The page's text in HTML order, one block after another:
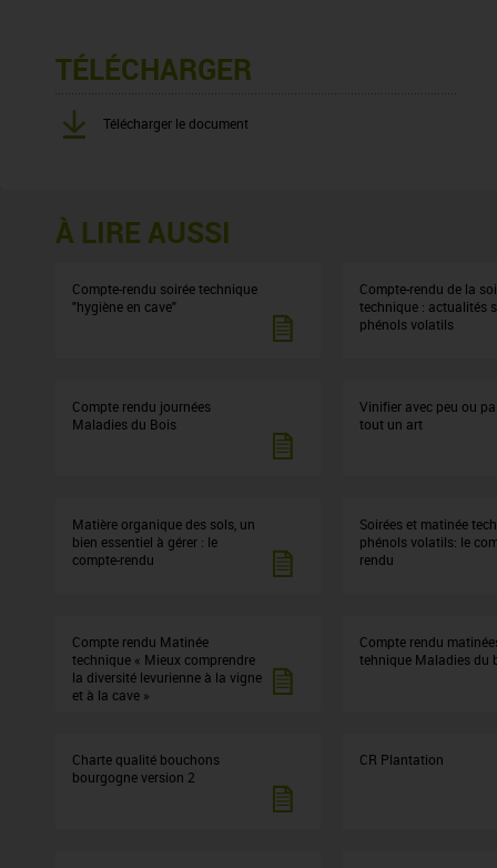
TÉLÉCHARGER
Télécharger le document
À LIRE AUSSI
Compte-rendu soirée technique
"hygiène en cave"
Compte-rendu de la
technique : actualités
phénols volatils
Compte rendu journées
Maladies du Bois
Vinifier avec peu ou
tout un art
Matière organique des sols, un
bien essentiel à gérer : le
compte-rendu
Soirées et matinée
phénols volatils: le
rendu
Compte rendu Matinée
technique « Mieux comprendre
la diversité levurienne à la vigne
et à la cave »
Compte rendu
tehnique Maladies du
Charte qualité bouchons
bourgogne version 2
CR Plantation